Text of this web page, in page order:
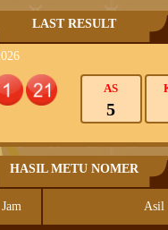
LAST RESULT
AS
5
HASIL METU NOMER
Jam Asil